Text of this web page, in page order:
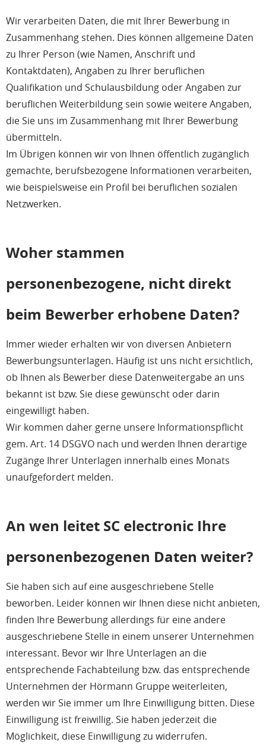
Wir verarbeiten Daten, die mit Ihrer Bewerbung in
Zusammenhang stehen. Dies können allgemeine Daten
zu Ihrer Person (wie Namen, Anschrift und
Kontaktdaten), Angaben zu Ihrer beruflichen
Qualifikation und Schulausbildung oder Angaben zur
beruflichen Weiterbildung sein sowie weitere Angaben,
die Sie uns im Zusammenhang mit Ihrer Bewerbung
übermitteln.
Im Übrigen können wir von Ihnen öffentlich zugänglich
gemachte, berufsbezogene Informationen verarbeiten,
wie beispielsweise ein Profil bei beruflichen sozialen
Netzwerken.
Woher stammen
personenbezogene, nicht direkt
beim Bewerber erhobene Daten?
Immer wieder erhalten wir von diversen Anbietern
Bewerbungsunterlagen. Häufig ist uns nicht ersichtlich,
ob Ihnen als Bewerber diese Datenweitergabe an uns
bekannt ist bzw. Sie diese gewünscht oder darin
eingewilligt haben.
Wir kommen daher gerne unsere Informationspflicht
gem. Art. 14 DSGVO nach und werden Ihnen derartige
Zugänge Ihrer Unterlagen innerhalb eines Monats
unaufgefordert melden.
An wen leitet SC electronic Ihre
personenbezogenen Daten weiter?
Sie haben sich auf eine ausgeschriebene Stelle
beworben. Leider können wir Ihnen diese nicht anbieten,
finden Ihre Bewerbung allerdings für eine andere
ausgeschriebene Stelle in einem unserer Unternehmen
interessant. Bevor wir Ihre Unterlagen an die
entsprechende Fachabteilung bzw. das entsprechende
Unternehmen der Hörmann Gruppe weiterleiten,
werden wir Sie immer um Ihre Einwilligung bitten. Diese
Einwilligung ist freiwillig. Sie haben jederzeit die
Möglichkeit, diese Einwilligung zu widerrufen.